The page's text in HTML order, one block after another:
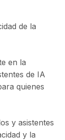
de la
en la
de IA
quienes
y asistentes
y la